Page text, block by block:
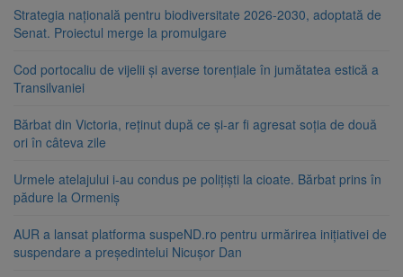
Strategia națională pentru biodiversitate 2026-2030, adoptată de
Senat. Proiectul merge la promulgare
Cod portocaliu de vijelii și averse torențiale în jumătatea estică a
Transilvaniei
Bărbat din Victoria, reținut după ce și-ar fi agresat soția de două
ori în câteva zile
Urmele atelajului i-au condus pe polițiști la cioate. Bărbat prins în
pădure la Ormeniș
AUR a lansat platforma suspeND.ro pentru urmărirea inițiativei de
suspendare a președintelui Nicușor Dan